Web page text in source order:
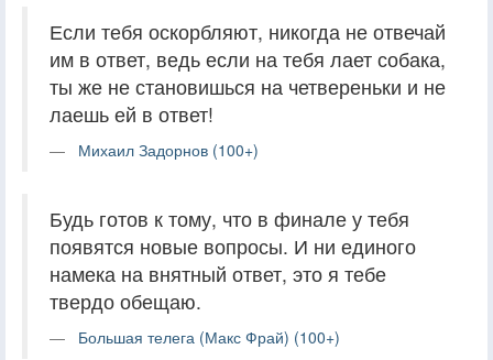
Если тебя оскорбляют, никогда не отвечай
им в ответ, ведь если на тебя лает собака,
ты же не становишься на четвереньки и не
лаешь ей в ответ!
Михаил Задорнов (100+)
Будь готов к тому, что в финале у тебя
появятся новые вопросы. И ни единого
намека на внятный ответ, это я тебе
твердо обещаю.
Большая телега (Макс Фрай) (100+)